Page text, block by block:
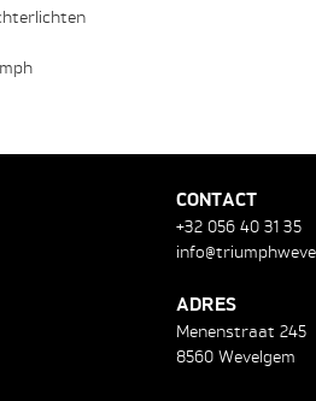
CONTACT
+32 056 40 31 35
ADRES
Menenstraat 245
8560 Wevelgem